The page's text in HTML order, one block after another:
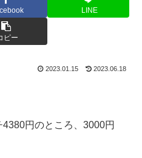
LINE
ピー
2023.01.15 2023.06.18
4380円のところ、3000円